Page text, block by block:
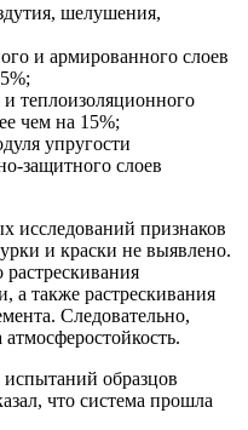
шелушения,
и армированного слоев
и теплоизоляционного
чем на 15%;
упругости
защитного слоев
исследований признаков
и краски не выявлено.
а также растрескивания
Следовательно,
испытаний образцов
что система прошла